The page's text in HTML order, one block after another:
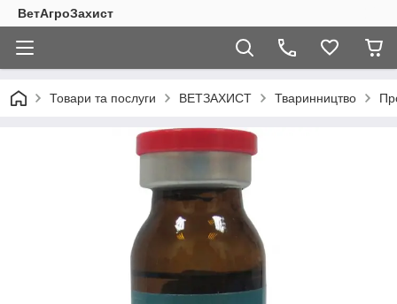
ВетАгроЗахист
Товари та послуги ВЕТЗАХИСТ Тваринництво